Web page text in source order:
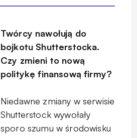
Twórcy nawołują do
bojkotu Shutterstocka.
Czy zmieni to nową
politykę finansową firmy?
Niedawne zmiany w serwisie
Shutterstock wywołały
sporo szumu w środowisku